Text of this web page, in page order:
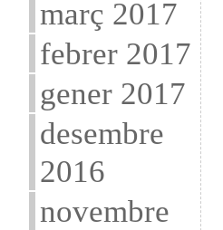
març 2017
febrer 2017
gener 2017
desembre
2016
novembre